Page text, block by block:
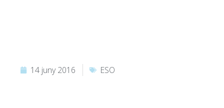
14 juny 2016 ESO